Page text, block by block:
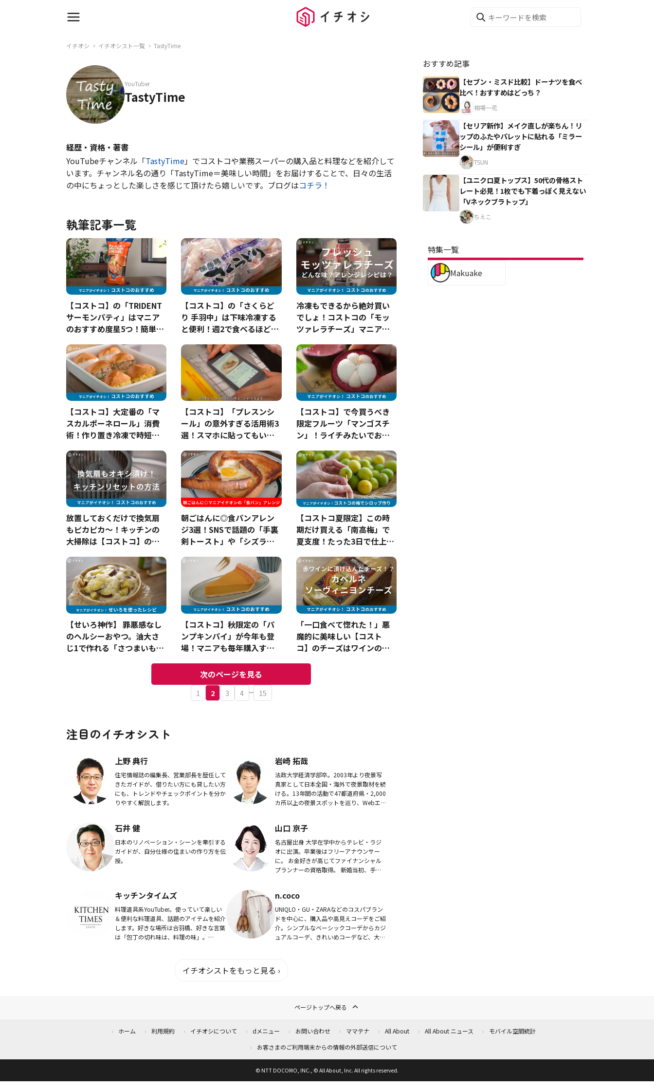
イチオシ イチオシスト一覧 TastyTime
YouTuber
TastyTime
経歴・資格・著書
YouTubeチャンネル「TastyTime」でコストコや業務スーパーの購入品と料理などを紹介して
います。チャンネル名の通り「TastyTime＝美味しい時間」をお届けすることで、日々の生活
の中にちょっとした楽しさを感じて頂けたら嬉しいです。ブログはコチラ！
執筆記事一覧
【コストコ】の「TRIDENT
サーモンパティ」はマニア
のおすすめ度星5つ！簡単フ
も紹介
【コストコ】の「さくらど
り 手羽中」は下味冷凍する
と便利！週2で食べるほどハ
介
冷凍もできるから絶対買い
でしょ！コストコの「モッ
ツァレラチーズ」マニア考
紹介！
【コストコ】大定番の「マ
スカルポーネロール」消費
術！作り置き冷凍で時短に
【コストコ】「プレスンシ
ール」の意外すぎる活用術3
選！スマホに貼ってもいい
【コストコ】で今買うべき
限定フルーツ「マンゴスチ
ン」！ライチみたいでおい
放置しておくだけで換気扇
もピカピカ～！キッチンの
大掃除は【コストコ】のオ
朝ごはんに◎食パンアレン
ジ3選！SNSで話題の「手裏
剣トースト」や「シズラ
【コストコ夏限定】この時
期だけ買える「南高梅」で
夏支度！たった3日で仕上が
【せいろ神作】 罪悪感なし
のヘルシーおやつ。油大さ
じ1で作れる「さつまいも蒸
【コストコ】秋限定の「パ
ンプキンパイ」が今年も登
場！マニアも毎年購入する
切り方も紹介
「一口食べて惚れた！」悪
魔的に美味しい【コスト
コ】のチーズはワインのお
次のページを見る
1 2 3 4 ... 15
注目のイチオシスト
上野 典行
住宅情報誌の編集長、営業部長を歴任して
きたガイドが、借りたい方にも貸したい方
にも、トレンドやチェックポイントを分か
りやすく解説します。
岩崎 拓哉
法政大学経済学部卒。2003年より夜景写
真家として日本全国・海外で夜景取材を続
ける。13年間の活動で47都道府県・2,000
カ所以上の夜景スポットを巡り、Webエン
へ...
石井 健
日本のリノベーション・シーンを牽引する
ガイドが、自分仕様の住まいの作り方を伝
授。
山口 京子
名古屋出身 大学在学中からテレビ・ラジ
オに出演。卒業後はフリーアナウンサー
に。 お金好きが高じてファイナンシャル
プランナーの資格取得。 新婚当初、手取
キッチンタイムズ
料理道具系YouTuber。使っていて楽しい
＆便利な料理道具、話題のアイテムを紹介
します。好きな場所は合羽橋、好きな言葉
は「包丁の切れ味は、料理の味」。
n.coco
UNIQLO・GU・ZARAなどのコスパブラン
ドを中心に、購入品や高見えコーデをご紹
介。シンプルなベーシックコーデからカジ
ュアルコーデ、きれいめコーデなど、大人
イチオシストをもっと見る ›
おすすめ記事
【セブン・ミスド比較】ドーナツを食べ
比べ！おすすめはどっち？
相場一花
【セリア新作】メイク直しが楽ちん！リ
ップのふたやパレットに貼れる「ミラー
シール」が便利すぎ
TSUN
【ユニクロ夏トップス】50代の骨格スト
レート必見！1枚でも下着っぽく見えない
「Vネックブラトップ」
ちえこ
特集一覧
Makuake
ページトップへ戻る
ホーム 利用規約 イチオシについて dメニュー お問い合わせ ママテナ All About All About ニュース
モバイル空間統計
お客さまのご利用端末からの情報の外部送信について
© NTT DOCOMO, INC., © All About, Inc. All rights reserved.